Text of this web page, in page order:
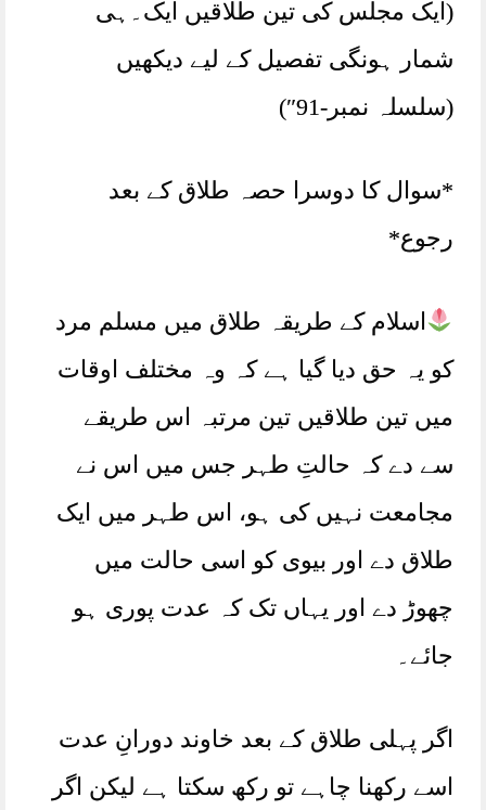
(ایک مجلس کی تین طلاقیں ایک۔ہی
شمار ہونگی تفصیل کے لیے دیکھیں
(سلسلہ نمبر-91″)
*سوال کا دوسرا حصہ طلاق کے بعد
رجوع*
اسلام کے طریقہ طلاق میں مسلم مرد
کو یہ حق دیا گیا ہے کہ وہ مختلف اوقات
میں تین طلاقیں تین مرتبہ اس طریقے
سے دے کہ حالتِ طہر جس میں اس نے
مجامعت نہیں کی ہو، اس طہر میں ایک
طلاق دے اور بیوی کو اسی حالت میں
چھوڑ دے اور یہاں تک کہ عدت پوری ہو
جائے۔
اگر پہلی طلاق کے بعد خاوند دورانِ عدت
اسے رکھنا چاہے تو رکھ سکتا ہے لیکن اگر